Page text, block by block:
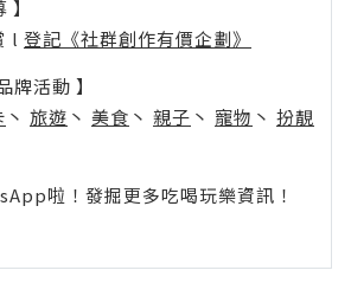
l 登記《社群創作有價企劃》
牌活動 】
丶 旅遊 丶 美食 丶 親子 丶 寵物 丶 扮靚
啦！發掘更多吃喝玩樂資訊！